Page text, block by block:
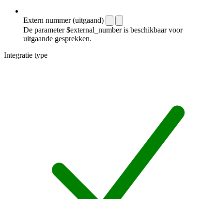
Extern nummer (uitgaand)
De parameter $external_number is beschikbaar voor
uitgaande gesprekken.
Integratie type